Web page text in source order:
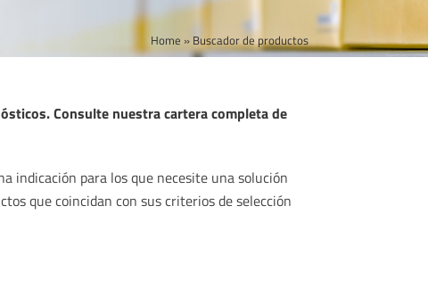
Home »Buscador de productos
Consulte nuestra cartera completa de
indicación para los que necesite una solución
que coincidan con sus criterios de selección